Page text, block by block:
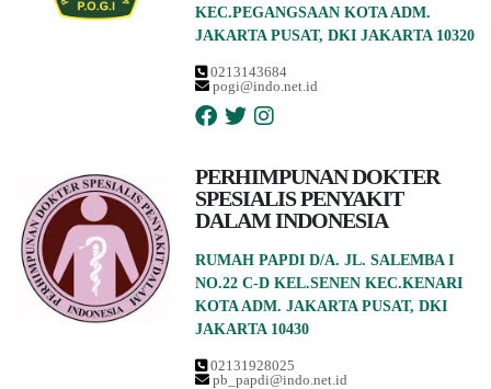
KEC.PEGANGSAAN KOTA ADM.
JAKARTA PUSAT, DKI JAKARTA 10320
0213143684
pogi@indo.net.id
PERHIMPUNAN DOKTER
SPESIALIS PENYAKIT
DALAM INDONESIA
RUMAH PAPDI D/A. JL. SALEMBA I
NO.22 C-D KEL.SENEN KEC.KENARI
KOTA ADM. JAKARTA PUSAT, DKI
JAKARTA 10430
02131928025
pb_papdi@indo.net.id